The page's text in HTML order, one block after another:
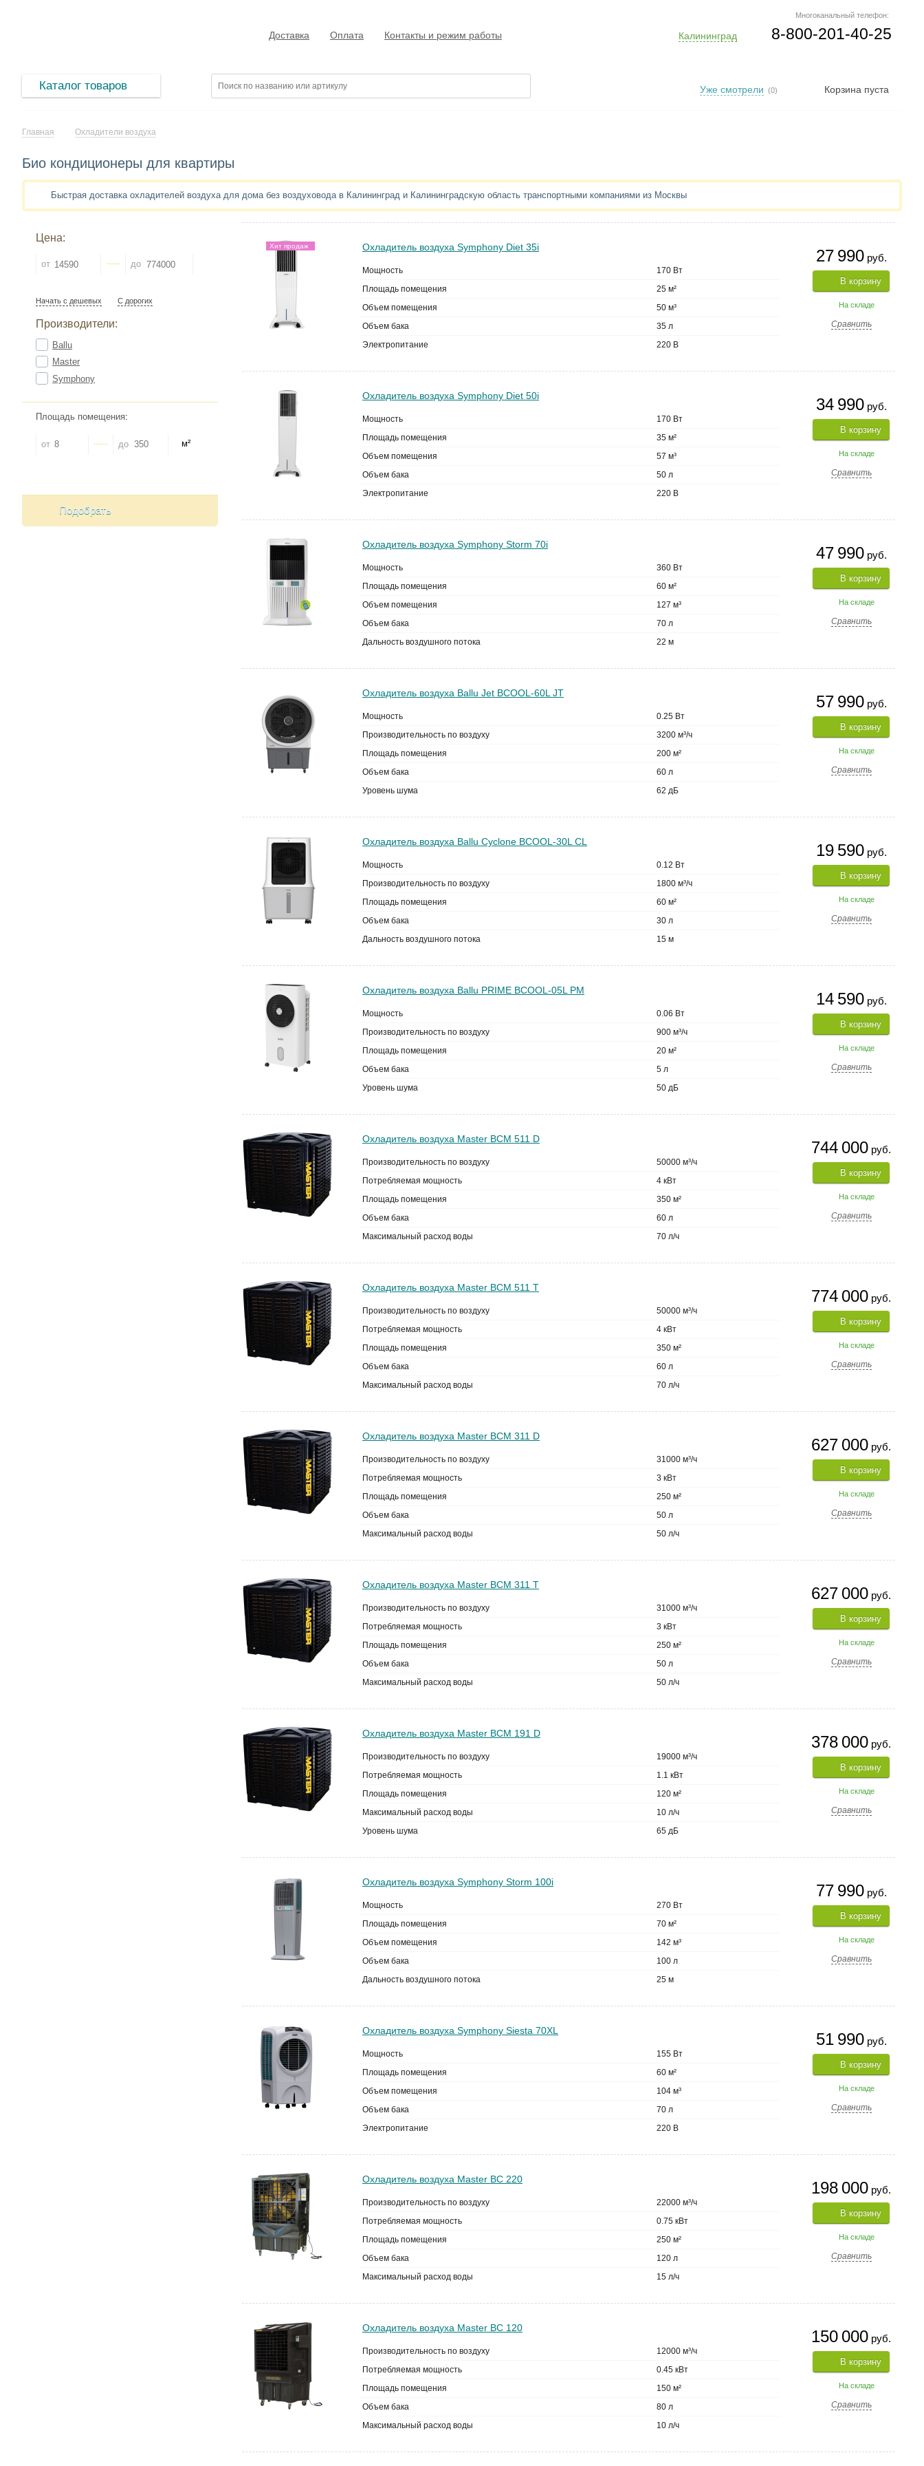
Многоканальный телефон:
8-800-201-40-25
Калининград
Доставка Оплата Контакты и режим работы
Каталог товаров Корзина пуста
Уже смотрели (0)
Главная Охладители воздуха
Био кондиционеры для квартиры
Быстрая доставка охладителей воздуха для дома без воздуховода в Калининград и Калининградскую область транспортными компаниями из Москвы
Цена:
от до
Начать с дешевых С дорогих
Производители:
Ballu
Master
Symphony
Площадь помещения:
от до м²
Подобрать
Хит продаж
27 990руб.
В корзину
На складе
Сравнить
Охладитель воздуха Symphony Diet 35i
Мощность
170 Вт
Площадь помещения
25 м²
Объем помещения
50 м³
Объем бака
35 л
Электропитание
220 В
34 990руб.
В корзину
На складе
Сравнить
Охладитель воздуха Symphony Diet 50i
Мощность
170 Вт
Площадь помещения
35 м²
Объем помещения
57 м³
Объем бака
50 л
Электропитание
220 В
47 990руб.
В корзину
На складе
Сравнить
Охладитель воздуха Symphony Storm 70i
Мощность
360 Вт
Площадь помещения
60 м²
Объем помещения
127 м³
Объем бака
70 л
Дальность воздушного потока
22 м
57 990руб.
В корзину
На складе
Сравнить
Охладитель воздуха Ballu Jet BCOOL-60L JT
Мощность
0.25 Вт
Производительность по воздуху
3200 м³/ч
Площадь помещения
200 м²
Объем бака
60 л
Уровень шума
62 дБ
19 590руб.
В корзину
На складе
Сравнить
Охладитель воздуха Ballu Cyclone BCOOL-30L CL
Мощность
0.12 Вт
Производительность по воздуху
1800 м³/ч
Площадь помещения
60 м²
Объем бака
30 л
Дальность воздушного потока
15 м
14 590руб.
В корзину
На складе
Сравнить
Охладитель воздуха Ballu PRIME BCOOL-05L PM
Мощность
0.06 Вт
Производительность по воздуху
900 м³/ч
Площадь помещения
20 м²
Объем бака
5 л
Уровень шума
50 дБ
744 000 руб.
В корзину
На складе
Сравнить
Охладитель воздуха Master BCM 511 D
Производительность по воздуху
50000 м³/ч
Потребляемая мощность
4 кВт
Площадь помещения
350 м²
Объем бака
60 л
Максимальный расход воды
70 л/ч
774 000 руб.
В корзину
На складе
Сравнить
Охладитель воздуха Master BCM 511 T
Производительность по воздуху
50000 м³/ч
Потребляемая мощность
4 кВт
Площадь помещения
350 м²
Объем бака
60 л
Максимальный расход воды
70 л/ч
627 000 руб.
В корзину
На складе
Сравнить
Охладитель воздуха Master BCM 311 D
Производительность по воздуху
31000 м³/ч
Потребляемая мощность
3 кВт
Площадь помещения
250 м²
Объем бака
50 л
Максимальный расход воды
50 л/ч
627 000 руб.
В корзину
На складе
Сравнить
Охладитель воздуха Master BCM 311 T
Производительность по воздуху
31000 м³/ч
Потребляемая мощность
3 кВт
Площадь помещения
250 м²
Объем бака
50 л
Максимальный расход воды
50 л/ч
378 000 руб.
В корзину
На складе
Сравнить
Охладитель воздуха Master BCM 191 D
Производительность по воздуху
19000 м³/ч
Потребляемая мощность
1.1 кВт
Площадь помещения
120 м²
Максимальный расход воды
10 л/ч
Уровень шума
65 дБ
77 990руб.
В корзину
На складе
Сравнить
Охладитель воздуха Symphony Storm 100i
Мощность
270 Вт
Площадь помещения
70 м²
Объем помещения
142 м³
Объем бака
100 л
Дальность воздушного потока
25 м
51 990руб.
В корзину
На складе
Сравнить
Охладитель воздуха Symphony Siesta 70XL
Мощность
155 Вт
Площадь помещения
60 м²
Объем помещения
104 м³
Объем бака
70 л
Электропитание
220 В
198 000 руб.
В корзину
На складе
Сравнить
Охладитель воздуха Master BC 220
Производительность по воздуху
22000 м³/ч
Потребляемая мощность
0.75 кВт
Площадь помещения
250 м²
Объем бака
120 л
Максимальный расход воды
15 л/ч
150 000 руб.
В корзину
На складе
Сравнить
Охладитель воздуха Master BC 120
Производительность по воздуху
12000 м³/ч
Потребляемая мощность
0.45 кВт
Площадь помещения
150 м²
Объем бака
80 л
Максимальный расход воды
10 л/ч